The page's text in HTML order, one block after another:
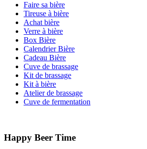
Faire sa bière
Tireuse à bière
Achat bière
Verre à bière
Box Bière
Calendrier Bière
Cadeau Bière
Cuve de brassage
Kit de brassage
Kit à bière
Atelier de brassage
Cuve de fermentation
Happy Beer Time